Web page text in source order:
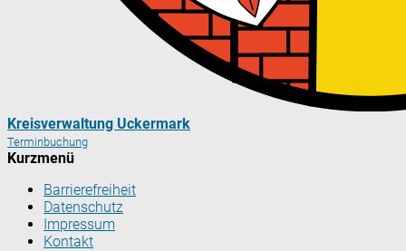
Kreisverwaltung Uckermark
Terminbuchung
Kurzmenü
Barrierefreiheit
Datenschutz
Impressum
Kontakt